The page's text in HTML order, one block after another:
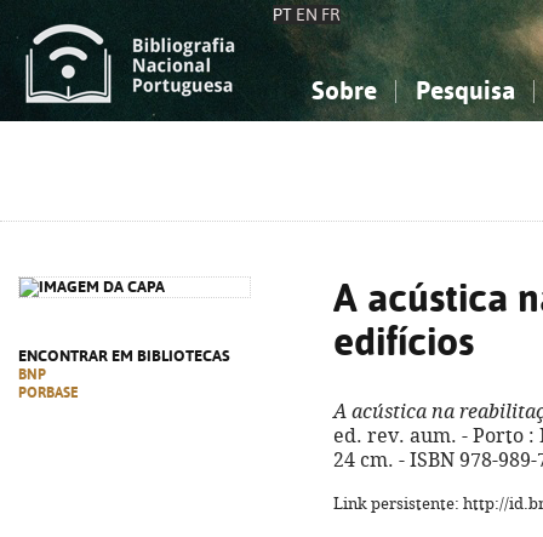
PT EN FR
Sobre Pesquisa
ENCONTRAR EM BIBLIOTECAS
BNP
PORBASE
A acústica
edifícios
A acústica na
ed. rev. aum. - Porto :
24 cm. - ISBN 978-989-
Link persistente: http://